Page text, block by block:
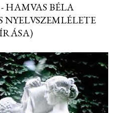
HAMVAS BÉLA
NYELVSZEMLÉLETE